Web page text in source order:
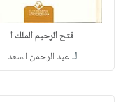
فتح الرحيم الملك ا
لـعبد الرحمن السعد